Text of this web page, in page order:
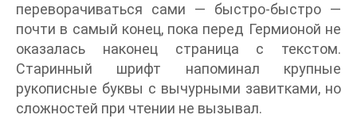
переворачиваться сами — быстро-быстро —
почти в самый конец, пока перед Гермионой не
оказалась наконец страница с текстом.
Старинный шрифт напоминал крупные
рукописные буквы с вычурными завитками, но
сложностей при чтении не вызывал.